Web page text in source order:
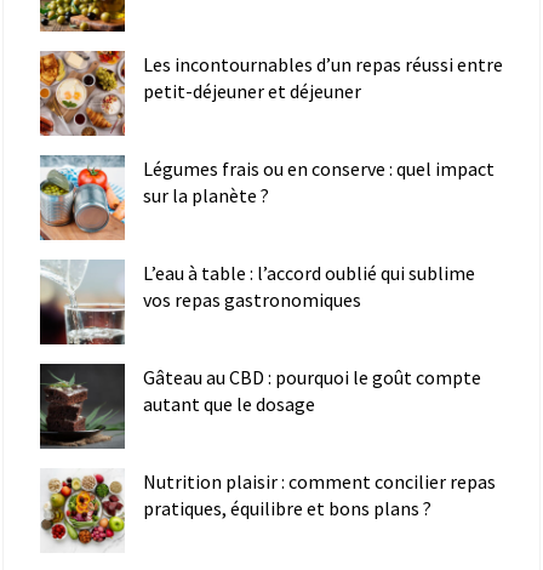
Les incontournables d’un repas réussi entre
petit-déjeuner et déjeuner
Légumes frais ou en conserve : quel impact
sur la planète ?
L’eau à table : l’accord oublié qui sublime
vos repas gastronomiques
Gâteau au CBD : pourquoi le goût compte
autant que le dosage
Nutrition plaisir : comment concilier repas
pratiques, équilibre et bons plans ?